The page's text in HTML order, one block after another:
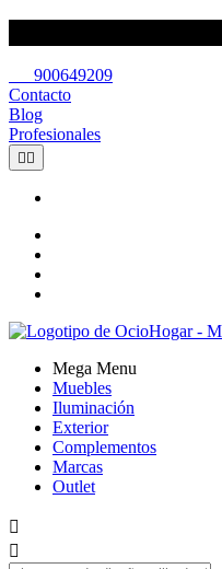
900649209
Contacto
Blog
Profesionales
 
Mega Menu
Muebles
Iluminación
Exterior
Complementos
Marcas
Outlet

